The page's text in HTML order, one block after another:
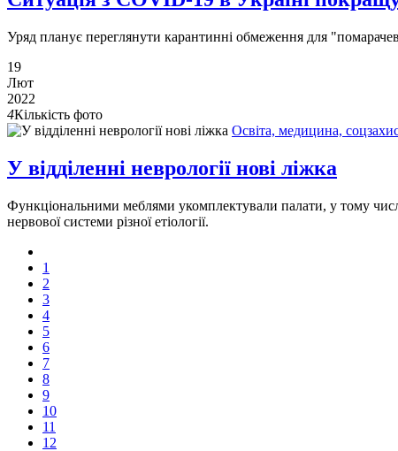
Уряд планує переглянути карантинні обмеження для
19
Лют
2022
4Кількість фото
Освіта, медицина,
У відділенні неврології нові ліжка
Функціональними меблями укомплектували палати, у тому
нервової системи різної етіології.
1
2
3
4
5
6
7
8
9
10
11
12